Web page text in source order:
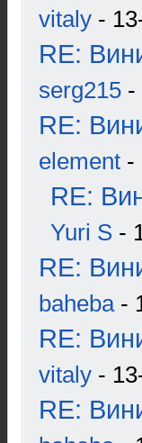
vitaly -
RE:
serg215 -
RE:
element -
RE:
Yuri S -
RE:
baheba-
RE:
vitaly -
RE: